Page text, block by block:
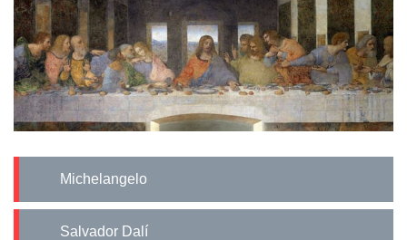
Michelangelo
Salvador Dalí